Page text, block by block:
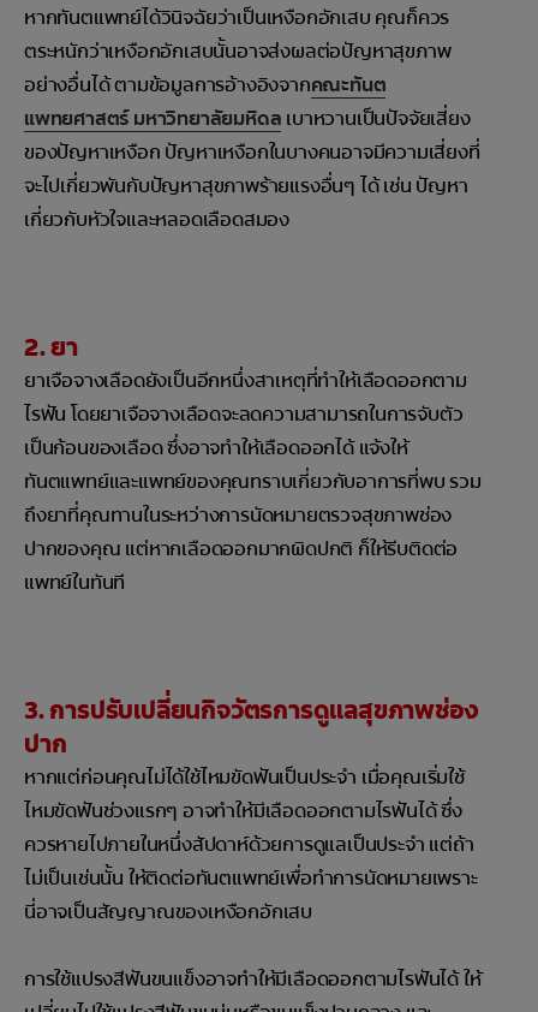
หากทันตแพทย์ได้วินิจฉัยว่าเป็นเหงือกอักเสบ คุณก็ควร
ตระหนักว่าเหงือกอักเสบนั้นอาจส่งผลต่อปัญหาสุขภาพ
อย่างอื่นได้ ตามข้อมูลการอ้างอิงจากคณะทันต
แพทยศาสตร์ มหาวิทยาลัยมหิดล เบาหวานเป็นปัจจัยเสี่ยง
ของปัญหาเหงือก ปัญหาเหงือกในบางคนอาจมีความเสี่ยงที่
จะไปเกี่ยวพันกับปัญหาสุขภาพร้ายแรงอื่นๆ ได้ เช่น ปัญหา
เกี่ยวกับหัวใจและหลอดเลือดสมอง
2. ยา
ยาเจือจางเลือดยังเป็นอีกหนึ่งสาเหตุที่ทำให้เลือดออกตาม
ไรฟัน โดยยาเจือจางเลือดจะลดความสามารถในการจับตัว
เป็นก้อนของเลือด ซึ่งอาจทำให้เลือดออกได้ แจ้งให้
ทันตแพทย์และแพทย์ของคุณทราบเกี่ยวกับอาการที่พบ รวม
ถึงยาที่คุณทานในระหว่างการนัดหมายตรวจสุขภาพช่อง
ปากของคุณ แต่หากเลือดออกมากผิดปกติ ก็ให้รีบติดต่อ
แพทย์ในทันที
3. การปรับเปลี่ยนกิจวัตรการดูแลสุขภาพช่อง
ปาก
หากแต่ก่อนคุณไม่ได้ใช้ไหมขัดฟันเป็นประจำ เมื่อคุณเริ่มใช้
ไหมขัดฟันช่วงแรกๆ อาจทำให้มีเลือดออกตามไรฟันได้ ซึ่ง
ควรหายไปภายในหนึ่งสัปดาห์ด้วยการดูแลเป็นประจำ แต่ถ้า
ไม่เป็นเช่นนั้น ให้ติดต่อทันตแพทย์เพื่อทำการนัดหมายเพราะ
นี่อาจเป็นสัญญาณของเหงือกอักเสบ
การใช้แปรงสีฟันขนแข็งอาจทำให้มีเลือดออกตามไรฟันได้ ให้